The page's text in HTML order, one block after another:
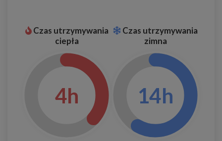
Czas utrzymywania
ciepła
4h
Czas utrzymywania
zimna
14h